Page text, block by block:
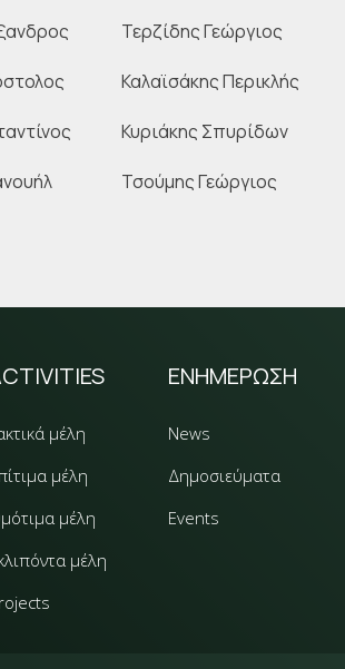
Τερζίδης Γεώργιος
Καλαϊσάκης Περικλής
Κυριάκης Σπυρίδων
Τσούμης Γεώργιος
μέλη
μέλη
μέλη
μέλη
ΕΝΗΜΕΡΩΣΗ
News
Δημοσιεύματα
Events